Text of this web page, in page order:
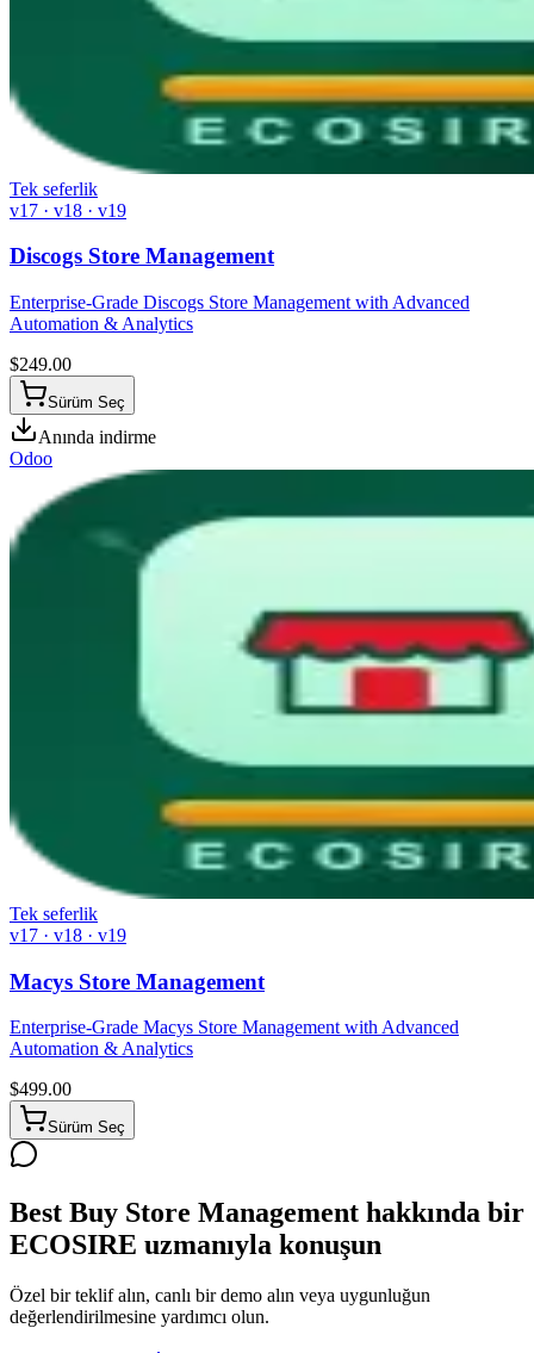
Tek seferlik
v17 · v18 · v19
Discogs Store Management
Enterprise-Grade Discogs Store Management with Advanced
Automation & Analytics
$249.00
Sürüm Seç
Anında indirme
Odoo
Tek seferlik
v17 · v18 · v19
Macys Store Management
Enterprise-Grade Macys Store Management with Advanced
Automation & Analytics
$499.00
Sürüm Seç
Best Buy Store Management hakkında bir
ECOSIRE uzmanıyla konuşun
Özel bir teklif alın, canlı bir demo alın veya uygunluğun
değerlendirilmesine yardımcı olun.